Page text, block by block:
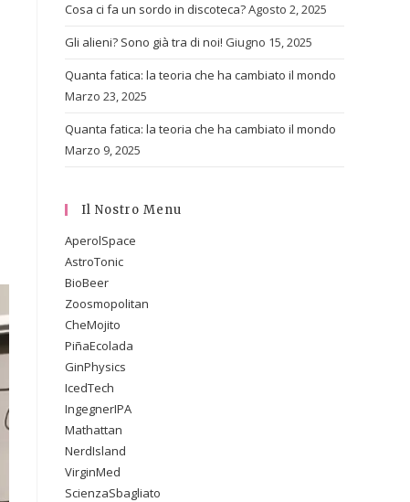
Cosa ci fa un sordo in discoteca?Agosto 2, 2025
Gli alieni? Sono già tra di noi! Giugno 15, 2025
Quanta fatica: la teoria che ha cambiato il mondo
Marzo 23, 2025
Quanta fatica: la teoria che ha cambiato il mondo
Marzo 9, 2025
Il Nostro Menu
AperolSpace
AstroTonic
BioBeer
Zoosmopolitan
CheMojito
PiñaEcolada
GinPhysics
IcedTech
IngegnerIPA
Mathattan
NerdIsland
VirginMed
ScienzaSbagliato